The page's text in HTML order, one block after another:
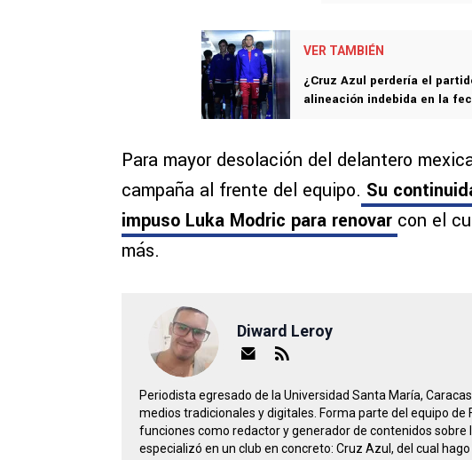
VER TAMBIÉN
¿Cruz Azul perdería el
alineación indebida en la
Para mayor desolación del delantero
campaña al frente del equipo. Su
impuso Luka Modric para renovar con el
más.
Diward Leroy
Periodista egresado de la Universidad Santa María,
medios tradicionales y digitales. Forma parte del equipo
funciones como redactor y generador de contenidos sobre
especializó en un club en concreto: Cruz Azul, del cual